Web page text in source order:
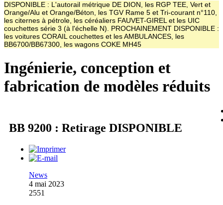
DISPONIBLE : L'autorail métrique DE DION, les RGP TEE, Vert et
Orange/Alu et Orange/Béton, les TGV Rame 5 et Tri-courant n°110,
les citernes à pétrole, les céréaliers FAUVET-GIREL et les UIC
couchettes série 3 (à l'échelle N). PROCHAINEMENT DISPONIBLE :
les voitures CORAIL couchettes et les AMBULANCES, les
BB6700/BB67300, les wagons COKE MH45
Ingénierie, conception et
fabrication de modèles réduits
BB 9200 : Retirage DISPONIBLE
News
4 mai 2023
2551